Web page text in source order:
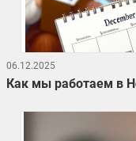
06.12.2025
Как мы работаем в